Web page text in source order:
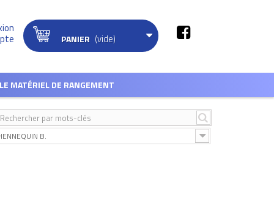
PANIER (vide)
MATÉRIEL DE RANGEMENT
B.